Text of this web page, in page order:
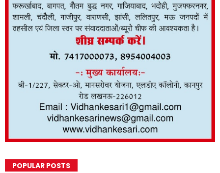
POPULAR POSTS